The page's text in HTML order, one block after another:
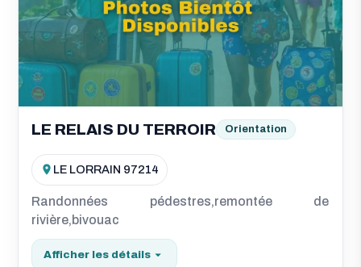
LE RELAIS DU TERROIR Orientation
LE LORRAIN 97214
Randonnées pédestres,remontée de
rivière,bivouac
Afficher les détails